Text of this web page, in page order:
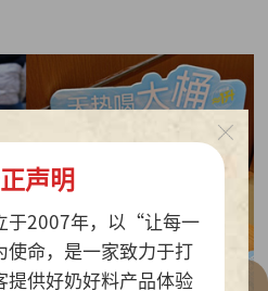
声明
于2007年，以“让每一
命，是一家致力于打
提供好奶好料产品体验